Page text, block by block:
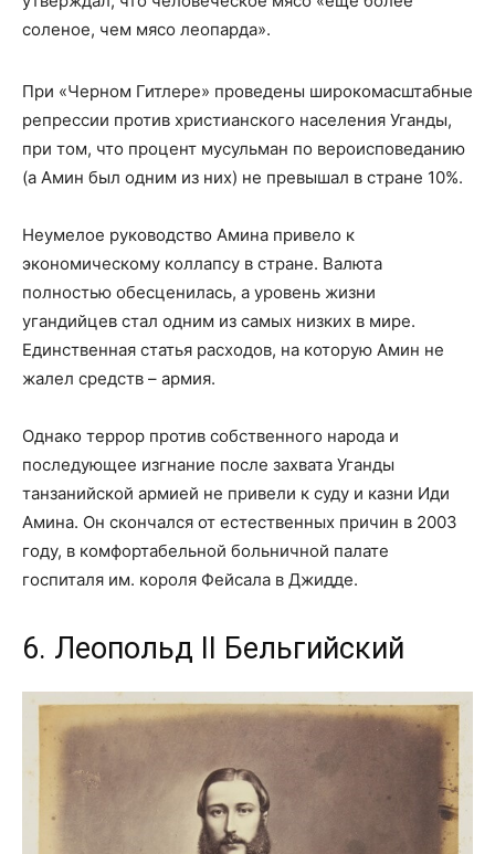
соленое, чем мясо леопарда».
При «Черном Гитлере» проведены широкомасштабные
репрессии против христианского населения Уганды,
при том, что процент мусульман по вероисповеданию
(а Амин был одним из них) не превышал в стране 10%.
Неумелое руководство Амина привело к
экономическому коллапсу в стране. Валюта
полностью обесценилась, а уровень жизни
угандийцев стал одним из самых низких в мире.
Единственная статья расходов, на которую Амин не
жалел средств – армия.
Однако террор против собственного народа и
последующее изгнание после захвата Уганды
танзанийской армией не привели к суду и казни Иди
Амина. Он скончался от естественных причин в 2003
году, в комфортабельной больничной палате
госпиталя им. короля Фейсала в Джидде.
6. Леопольд II Бельгийский